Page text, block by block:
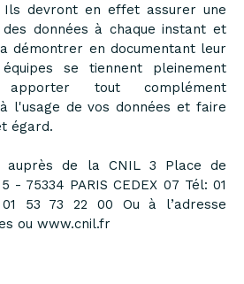
Ils devront en effet assurer une
données à chaque instant et
démontrer en documentant leur
se tiennent pleinement
tout complément
l'usage de vos données et faire
égard.
auprès de la CNIL 3 Place de
- 75334 PARIS CEDEX 07 Tél: 01
53 73 22 00 Ou à l’adresse
ou www.cnil.fr